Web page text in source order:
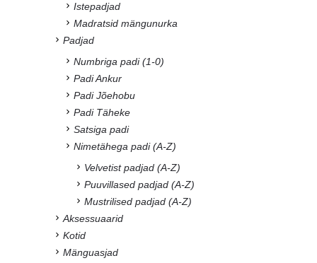
Istepadjad
Madratsid mängunurka
Padjad
Numbriga padi (1-0)
Padi Ankur
Padi Jõehobu
Padi Täheke
Satsiga padi
Nimetähega padi (A-Z)
Velvetist padjad (A-Z)
Puuvillased padjad (A-Z)
Mustrilised padjad (A-Z)
Aksessuaarid
Kotid
Mänguasjad